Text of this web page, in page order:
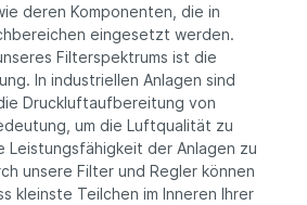
deren Komponenten, die in
eingesetzt werden.
Filterspektrums ist die
In industriellen Anlagen sind
Druckluftaufbereitung von
um die Luftqualität zu
Leistungsfähigkeit der Anlagen zu
unsere Filter und Regler können
kleinste Teilchen im Inneren Ihrer